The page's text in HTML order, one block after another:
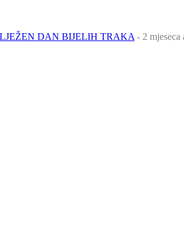
DAN BIJELIH TRAKA - 2 mjeseca